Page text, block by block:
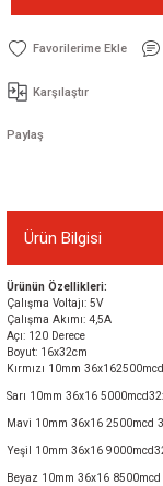
Karşılaştır
Paylaş
Ürün Bilgisi
Ürünün Özellikleri:
Çalışma Voltajı: 5V
Çalışma Akımı: 4,5A
Açı: 120 Derece
Boyut: 16x32cm
Kırmızı 10mm
Sarı 10mm 36x16
Mavi 10mm 36x16 2500mcd
Yeşil 10mm 36x16
Beyaz 10mm 36x16